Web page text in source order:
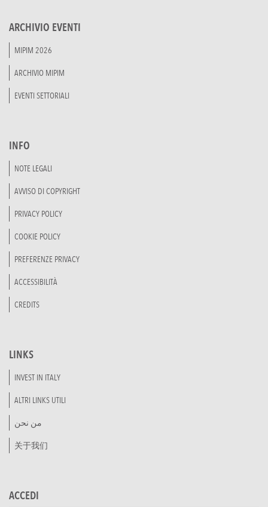
ARCHIVIO EVENTI
MIPIM 2026
ARCHIVIO MIPIM
EVENTI SETTORIALI
INFO
NOTE LEGALI
AVVISO DI COPYRIGHT
PRIVACY POLICY
COOKIE POLICY
PREFERENZE PRIVACY
ACCESSIBILITÀ
CREDITS
LINKS
INVEST IN ITALY
ALTRI LINKS UTILI
من نحن
关于我们
ACCEDI